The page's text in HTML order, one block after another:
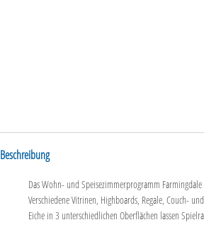
Beschreibung
Das Wohn- und Speisezimmerprogramm
Verschiedene Vitrinen, Highboards, Regale, Couch-
Eiche in 3 unterschiedlichen Oberflächen lassen